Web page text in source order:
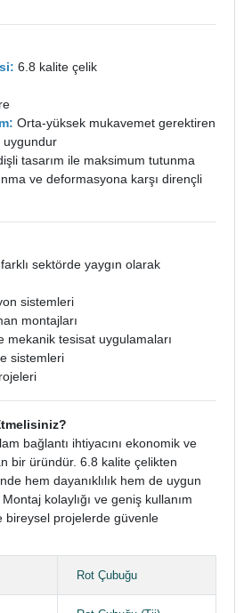
6.8 kalite çelik
Orta-yüksek mukavemet gerektiren
uygundur
tasarım ile maksimum tutunma
ve deformasyona karşı dirençli
sektörde yaygın olarak
sistemleri
montajları
mekanik tesisat uygulamaları
sistemleri
bağlantı ihtiyacını ekonomik ve
bir üründür. 6.8 kalite çelikten
hem dayanıklılık hem de uygun
kolaylığı ve geniş kullanım
bireysel projelerde güvenle
Rot Çubuğu